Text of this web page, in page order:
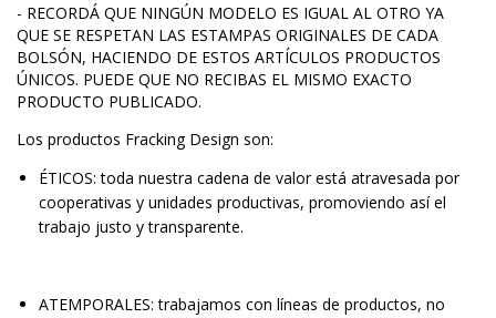
- RECORDÁ QUE NINGÚN MODELO ES IGUAL AL OTRO YA
QUE SE RESPETAN LAS ESTAMPAS ORIGINALES DE CADA
BOLSÓN, HACIENDO DE ESTOS ARTÍCULOS PRODUCTOS
ÚNICOS. PUEDE QUE NO RECIBAS EL MISMO EXACTO
PRODUCTO PUBLICADO.
Los productos Fracking Design son:
ÉTICOS: toda nuestra cadena de valor está atravesada por
cooperativas y unidades productivas, promoviendo así el
trabajo justo y transparente.
ATEMPORALES: trabajamos con líneas de productos, no